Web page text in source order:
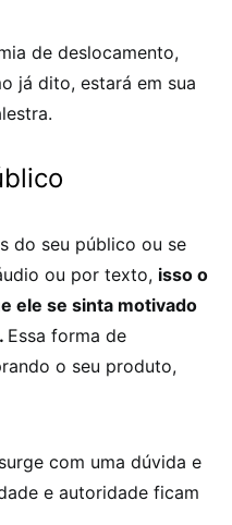
de deslocamento,
já dito, estará em sua
do seu público ou se
ou por texto, isso o
ele se sinta motivado
Essa forma de
o seu produto,
com uma dúvida e
e autoridade ficam